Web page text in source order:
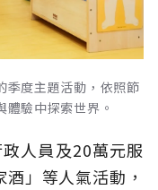
季度主題活動，依照節
驗中探索世界。
人員及20萬元服
」等人氣活動，